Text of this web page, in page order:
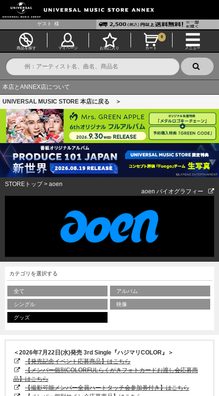
ゲスト 様
商品を探す マイページ お気に入り カート
0
メニュー
本店とANNEX店について
UNIVERSAL MUSIC STORE 本店に戻る ＞
STOREトップ> aoen
aoen バイオグラフィー
カテゴリを選択する
全て アルバム
シングル 映像
グッズ
＜2026年7月22日(水)発売 3rd Single『ハジマリCOLOR』＞
【発売記念イベント応募商品】はこちら
【メンバー個別COLORFULらくがきフォトカードお渡し会応募商
品】はこちら
【撮影可能メンバー全員ハートタッチ会参加券付き】はこちら